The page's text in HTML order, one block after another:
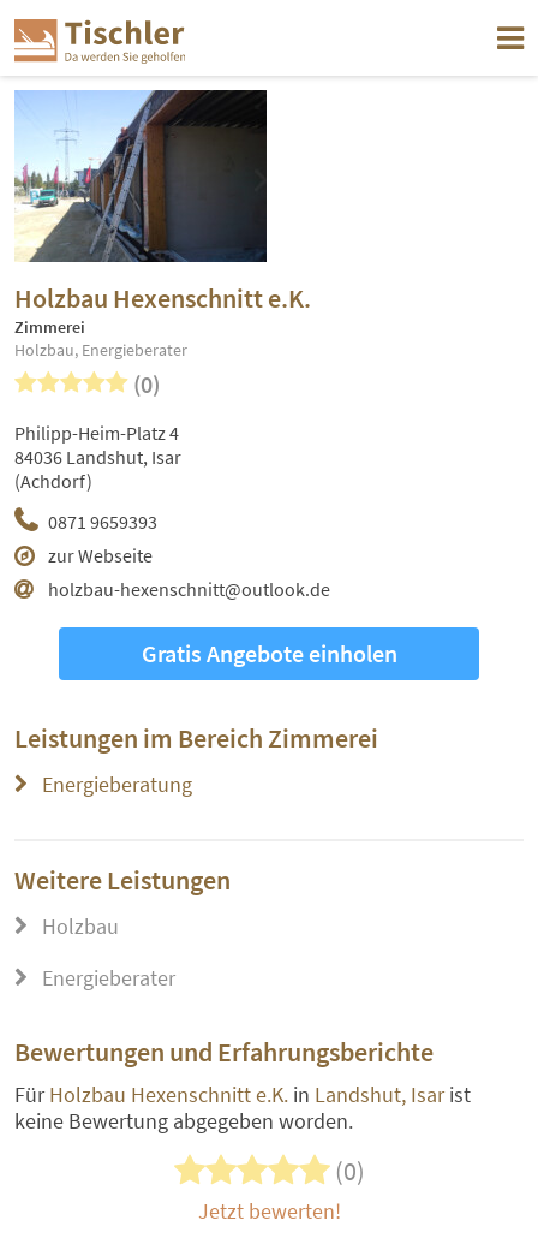
Holzbau Hexenschnitt e.K.
Zimmerei
Holzbau, Energieberater
(0)
0871 9659393
zur Webseite
holzbau-hexenschnitt@outlook.de
Philipp-Heim-Platz 4
84036 Landshut, Isar
(Achdorf)
Gratis Angebote einholen
Leistungen im BereichZimmerei
Energieberatung
Weitere Leistungen
Holzbau
Energieberater
Bewertungen und Erfahrungsberichte
FürHolzbau Hexenschnitt e.K. in Landshut, Isarist
keine Bewertung abgegeben worden.
(0)
Jetzt bewerten!